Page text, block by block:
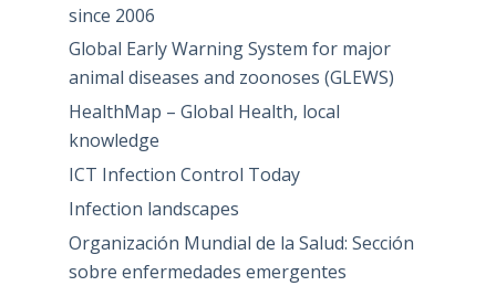
since 2006
Global Early Warning System for major
animal diseases and zoonoses (GLEWS)
HealthMap – Global Health, local
knowledge
ICT Infection Control Today
Infection landscapes
Organización Mundial de la Salud: Sección
sobre enfermedades emergentes